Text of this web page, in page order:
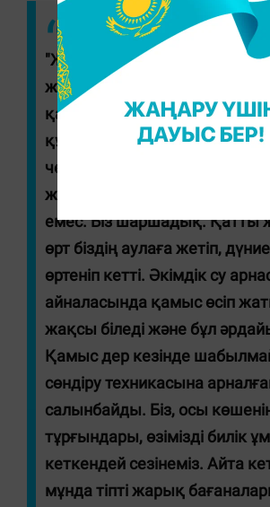
"Жыл сайын біз өрттің
жетуінен қорқып, түтінге
қаламыз. Осындағы
құжаттар мен қажет заттар
чемодан бар ма?" деп
жауап береді. Бұлай өмір
емес. Біз шаршадық. Қатты
өрт біздің аулаға жетіп,
өртеніп кетті. Әкімдік су
айналасында қамыс өсіп
жақсы біледі және бұл
Қамыс дер кезінде
сөндіру техникасына
салынбайды. Біз, осы
тұрғындары, өзімізді билік
кеткендей сезінеміз. Айта
мұнда тіпті жарық